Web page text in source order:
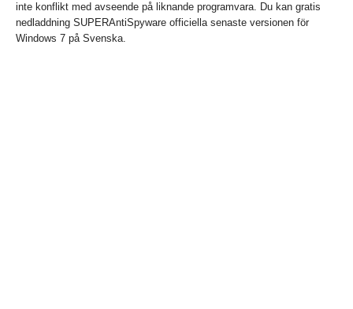
inte konflikt med avseende på liknande programvara. Du kan gratis
nedladdning SUPERAntiSpyware officiella senaste versionen för
Windows 7 på Svenska.